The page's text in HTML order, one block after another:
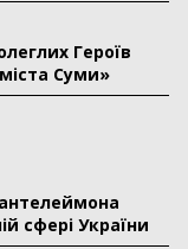
Героїв
Суми»
сфері України